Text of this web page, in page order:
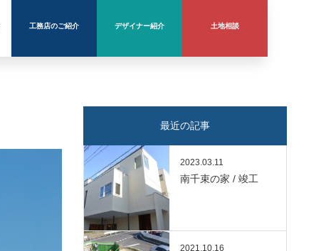
工務店のご紹介 デザイナー紹介 土地相談
最近の記事
2023.03.11
南千束の家 / 竣工
2021.10.16